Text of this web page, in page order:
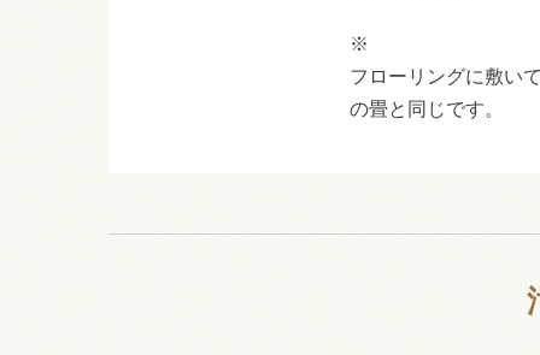
※
フローリングに敷い
の畳と同じです。